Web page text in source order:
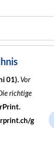
01). Vor
richtige
g